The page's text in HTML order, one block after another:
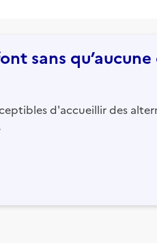
sans
d'accueillir des